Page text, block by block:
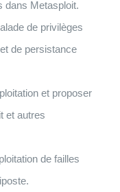
dans Metasploit.
de privilèges
de persistance
et proposer
et autres
de failles